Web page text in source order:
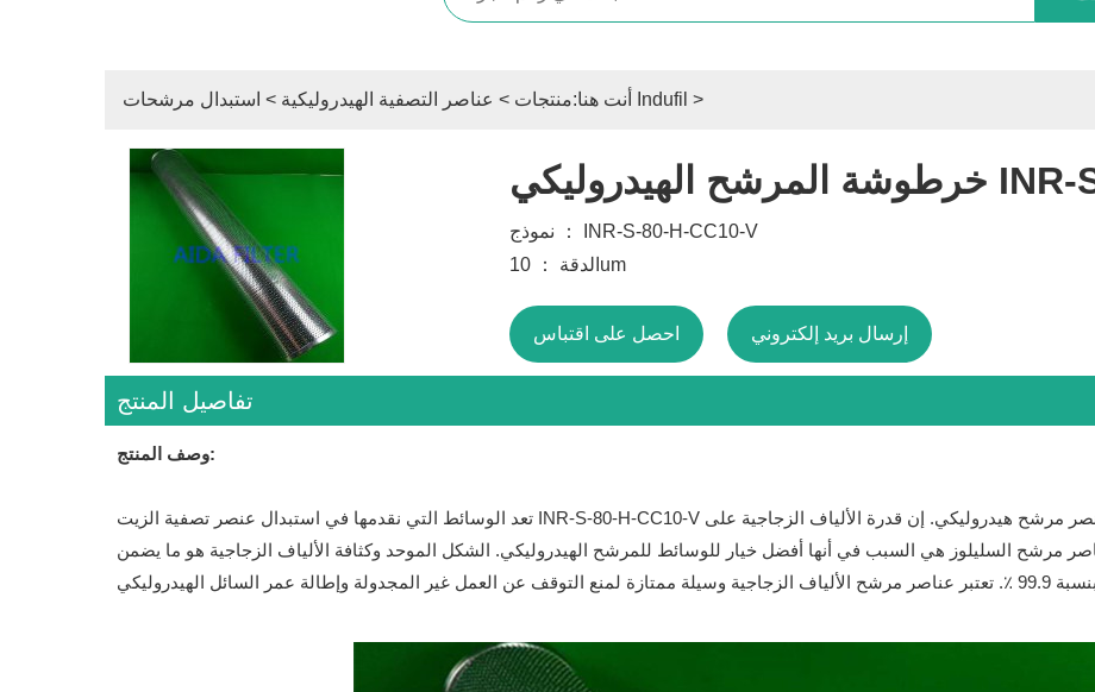
أنت هنا:منتجات > عناصر التصفية الهيدروليكية > استبدال مرشحات Indufil >
نموذج ： INR-S-80-H-CC10-V
الدقة ： 10um
احصل على اقتباس إرسال بريد إلكتروني
تفاصيل المنتج
وصف المنتج:
تعد الوسائط التي نقدمها في استبدال عنصر تصفية الزيت INR-S-80-H-CC10-V هي أكثر وسائط الترشيح كفاءة يمكن أن يقدمها عنصر مرشح هيدروليكي. إن قدرة الألياف الزجاجية على
في المائة أكثر من عناصر مرشح السليلوز هي السبب في أنها أفضل خيار للوسائط للمرشح الهيدروليكي. الشكل الموحد وكثافة الألياف الزجاجية هو ما يضمن